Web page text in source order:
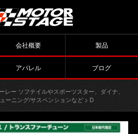
会社概要 製品
アパレル ブログ
レー ソフテイルやスポーツスター、ダイナ、
ーニング/サスペンションなど > D